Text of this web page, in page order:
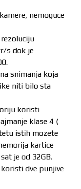
nemoguce
s dok je
snimanja koja
niti bilo sta
koristi
klase 4 (
istih mozete
kartice
je od 32GB.
dve punjive